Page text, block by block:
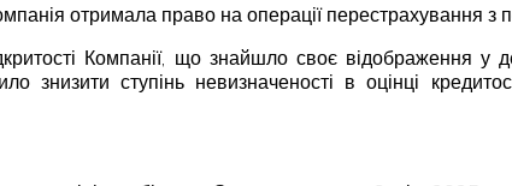
отримала право на операції перестрахування з
Компанії, що знайшло своє відображення у
знизити ступінь невизначеності в оцінці